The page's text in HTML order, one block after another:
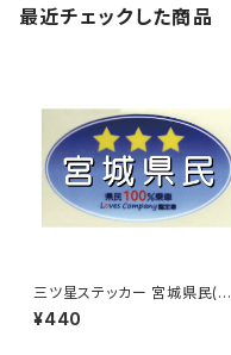
最近チェックした商品
三ツ星ステッカー 宮城県民(ブ
ルー)
¥440